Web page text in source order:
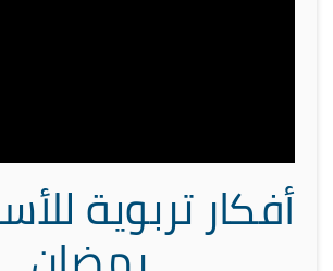
أفكار تربوية